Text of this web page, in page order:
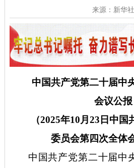
来源：新华社
中国共产党第二十届中
会议公报
（2025年10月23日中国
委员会第四次全体
中国共产党第二十届中